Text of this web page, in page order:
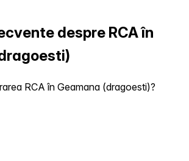
despre RCA în
RCA în Geamana (dragoesti)?